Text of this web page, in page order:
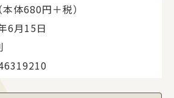
！体680円＋税）
6月15日